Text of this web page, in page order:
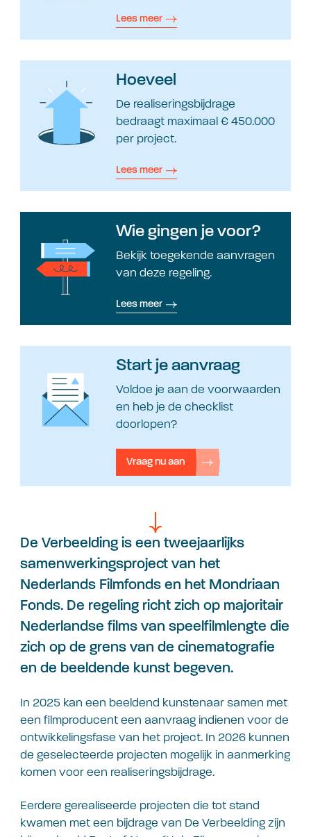
Lees meer
Hoeveel
De realiseringsbijdrage
bedraagt maximaal € 450.000
per project.
Lees meer
Wie gingen je voor?
Bekijk toegekende aanvragen
van deze regeling.
Lees meer
Start je aanvraag
Voldoe je aan de voorwaarden
en heb je de checklist
doorlopen?
Vraag nu aan
De Verbeelding is een tweejaarlijks
samenwerkingsproject van het
Nederlands Filmfonds en het Mondriaan
Fonds. De regeling richt zich op majoritair
Nederlandse films van speelfilmlengte die
zich op de grens van de cinematografie
en de beeldende kunst begeven.
In 2025 kan een beeldend kunstenaar samen met
een filmproducent een aanvraag indienen voor de
ontwikkelingsfase van het project. In 2026 kunnen
de geselecteerde projecten mogelijk in aanmerking
komen voor een realiseringsbijdrage.
Eerdere gerealiseerde projecten die tot stand
kwamen met een bijdrage van De Verbeelding zijn